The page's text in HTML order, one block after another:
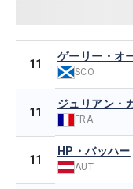
11
ゲーリー・オ
SCO
11
ジュリアン・
FRA
11
HP・バッハー
AUT